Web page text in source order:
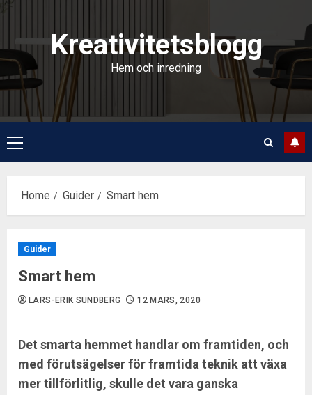
Skip
content
Kreativitetsblogg
Hem och inredning
Primary
Menu
Home Guider Smart hem
Guider
Smart hem
LARS-ERIK SUNDBERG 12 MARS, 2020
Det smarta hemmet handlar om framtiden, och
med förutsägelser för framtida teknik att växa
mer tillförlitlig, skulle det vara ganska